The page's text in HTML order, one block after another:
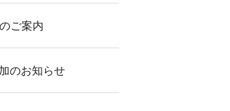
ご案内
のお知らせ